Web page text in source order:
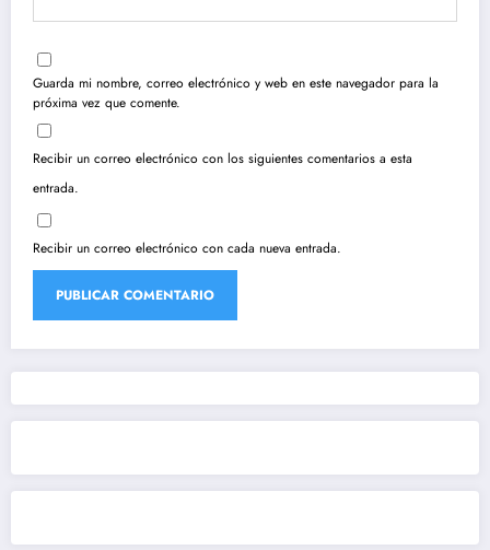
Guarda mi nombre, correo electrónico y web en este navegador para la
próxima vez que comente.
Recibir un correo electrónico con los siguientes comentarios a esta
entrada.
Recibir un correo electrónico con cada nueva entrada.